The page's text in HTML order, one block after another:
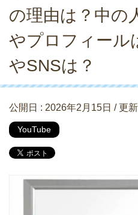
の理由は？中の
やプロフィール
やSNSは？
公開日 : 2026年2月15日 / 更
YouTube